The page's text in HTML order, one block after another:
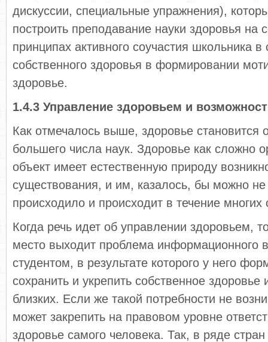
дискуссии, специальные упражнения),
построить преподавание науки здоровья на
принципах активного соучастия школьника в
собственного здоровья в формировании
здоровье.
1.4.3 Управление здоровьем и
Как отмечалось выше, здоровье становится
большего числа наук. Здоровье как сложно
объект имеет естественную природу
существования, и им, казалось, бы можно не
происходило и происходит в течение многих
Когда речь идет об управлении здоровьем,
место выходит проблема информационного
студентом, в результате которого у него
сохранить и укрепить собственное здоровье
близких. Если же такой потребности не
может закрепить на правовом уровне
здоровье самого человека. Так, в ряде